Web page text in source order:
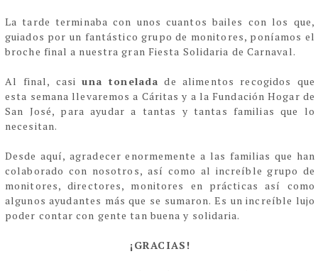
La tarde terminaba con unos cuantos bailes con los que,
guiados por un fantástico grupo de monitores, poníamos el
broche final a nuestra gran Fiesta Solidaria de Carnaval.
Al final, casiuna tonelada de alimentos recogidos que
esta semana llevaremos a Cáritas y a la Fundación Hogar de
San José, para ayudar a tantas y tantas familias que lo
necesitan.
Desde aquí, agradecer enormemente a las familias que han
colaborado con nosotros, así como al increíble grupo de
monitores, directores, monitores en prácticas así como
algunos ayudantes más que se sumaron. Es un increíble lujo
poder contar con gente tan buena y solidaria.
¡GRACIAS!